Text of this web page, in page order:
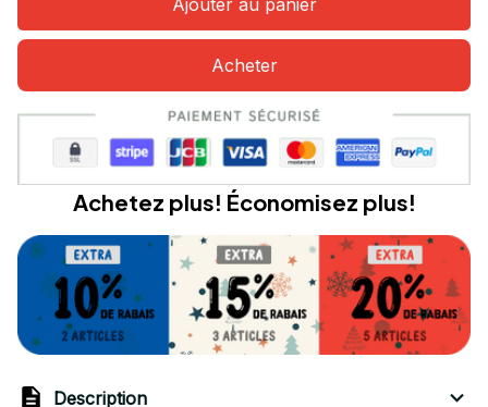
Acheter
Achetez plus! Économisez plus!
Description